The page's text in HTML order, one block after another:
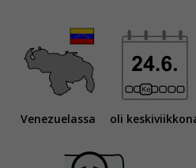
Venezuelassa oli